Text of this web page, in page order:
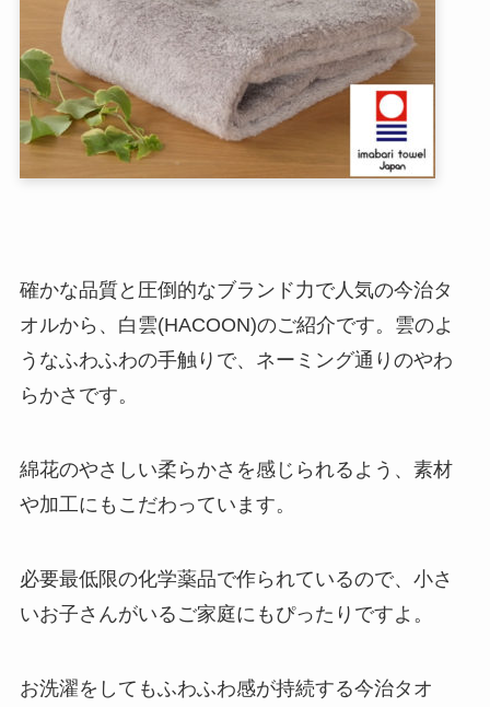
確かな品質と圧倒的なブランド力で人気の今治タ
オルから、白雲(HACOON)のご紹介です。雲のよ
うなふわふわの手触りで、ネーミング通りのやわ
らかさです。
綿花のやさしい柔らかさを感じられるよう、素材
や加工にもこだわっています。
必要最低限の化学薬品で作られているので、小さ
いお子さんがいるご家庭にもぴったりですよ。
お洗濯をしてもふわふわ感が持続する今治タオ